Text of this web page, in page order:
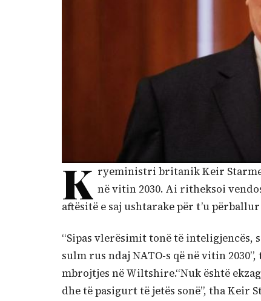
K ryeministri britanik Keir
në vitin 2030. Ai ritheksoi
aftësitë e saj ushtarake për t’u
“Sipas vlerësimit tonë të inteligjencës,
sulm rus ndaj NATO-s që në vitin
mbrojtjes në Wiltshire.“Nuk është
dhe të pasigurt të jetës sonë”, tha Keir